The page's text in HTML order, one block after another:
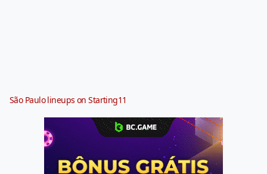
São Paulo lineups on Starting11